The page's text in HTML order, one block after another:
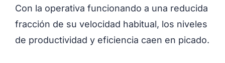
Con la operativa funcionando a una reducida
fracción de su velocidad habitual, los niveles
de productividad y eficiencia caen en picado.